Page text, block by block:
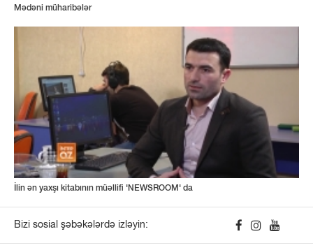
Mədəni müharibələr
İlin ən yaxşı kitabının müəllifi 'NEWSROOM' da
Bizi sosial şəbəkələrdə izləyin: